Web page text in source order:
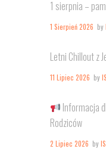
1 sierpnia –
1 Sierpień 2026 by
Letni Chillout z
11 Lipiec 2026 byIS
Informacja
Rodziców
2 Lipiec 2026 byIS